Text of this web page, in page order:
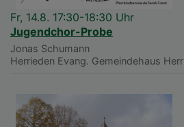
Fr, 14.8. 17:30-18:30 Uhr
Jugendchor-Probe
Jonas Schumann
Herrieden Evang. Gemeindehaus